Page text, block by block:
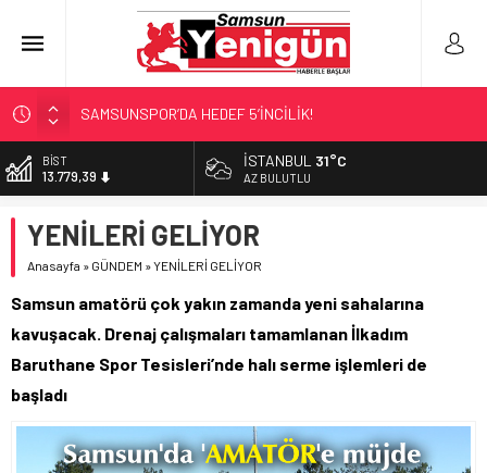
SAMSUNSPOR’DA HEDEF 5’İNCİLİK!
‘BAFRA’YA YATIRIM YAPIN!’
İŞTE FINDIK FİYATI!
GERİ SAYIM BAŞLADI
DOLAR
47,7111
55,1881
ALTIN
13.779,39
İSTANBUL 31°C
AZ BULUTLU
YENİLERİ GELİYOR
Anasayfa » GÜNDEM »YENİLERİ GELİYOR
Samsun amatörü çok yakın zamanda yeni sahalarına
kavuşacak. Drenaj çalışmaları tamamlanan İlkadım
Baruthane Spor Tesisleri’nde halı serme işlemleri de
başladı